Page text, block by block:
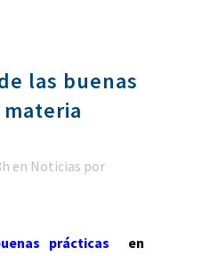
las buenas
en Noticias por
prácticas
en